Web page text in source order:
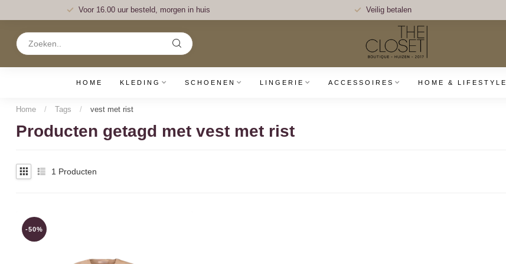
Voor 16.00 uur besteld, morgen in huis Veilig betalen
HOME KLEDING SCHOENEN LINGERIE ACCESSOIRES HOME & LIFESTYLE
Home / Tags / vest met rist
Producten getagd met vest met rist
1 Producten
-50%